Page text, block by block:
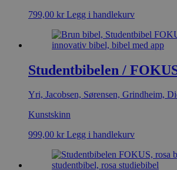
799,00 kr Legg i handlekurv
Studentbibelen /
Yri, Jacobsen, Sørensen, Grindheim,
Kunstskinn
999,00 kr Legg i handlekurv